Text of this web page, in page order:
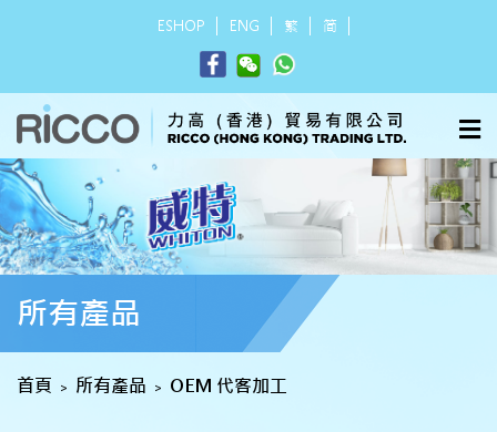
ESHOP ENG 繁 简
所有產品
首頁 > 所有產品 > OEM 代客加工